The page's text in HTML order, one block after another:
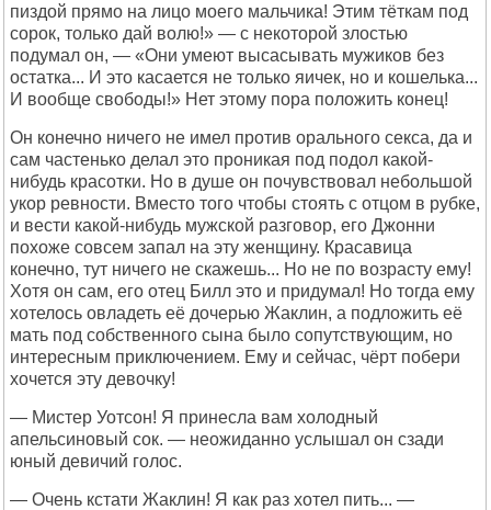
пиздой прямо на лицо моего мальчика! Этим тёткам под
сорок, только дай волю!» — с некоторой злостью
подумал он, — «Они умеют высасывать мужиков без
остатка... И это касается не только яичек, но и кошелька...
И вообще свободы!» Нет этому пора положить конец!
Он конечно ничего не имел против орального секса, да и
сам частенько делал это проникая под подол какой-
нибудь красотки. Но в душе он почувствовал небольшой
укор ревности. Вместо того чтобы стоять с отцом в рубке,
и вести какой-нибудь мужской разговор, его Джонни
похоже совсем запал на эту женщину. Красавица
конечно, тут ничего не скажешь... Но не по возрасту ему!
Хотя он сам, его отец Билл это и придумал! Но тогда ему
хотелось овладеть её дочерью Жаклин, а подложить её
мать под собственного сына было сопутствующим, но
интересным приключением. Ему и сейчас, чёрт побери
хочется эту девочку!
— Мистер Уотсон! Я принесла вам холодный
апельсиновый сок. — неожиданно услышал он сзади
юный девичий голос.
— Очень кстати Жаклин! Я как раз хотел пить... —